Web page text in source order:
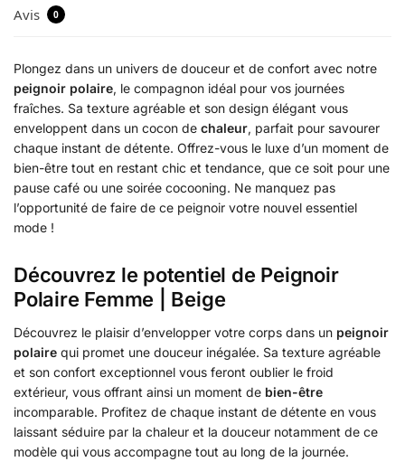
Avis 0
Plongez dans un univers de douceur et de confort avec notre
peignoir polaire, le compagnon idéal pour vos journées
fraîches. Sa texture agréable et son design élégant vous
enveloppent dans un cocon de chaleur, parfait pour savourer
chaque instant de détente. Offrez-vous le luxe d’un moment de
bien-être tout en restant chic et tendance, que ce soit pour une
pause café ou une soirée cocooning. Ne manquez pas
l’opportunité de faire de ce peignoir votre nouvel essentiel
mode !
Découvrez le potentiel de Peignoir
Polaire Femme | Beige
Découvrez le plaisir d’envelopper votre corps dans un peignoir
polaire qui promet une douceur inégalée. Sa texture agréable
et son confort exceptionnel vous feront oublier le froid
extérieur, vous offrant ainsi un moment de bien-être
incomparable. Profitez de chaque instant de détente en vous
laissant séduire par la chaleur et la douceur notamment de ce
modèle qui vous accompagne tout au long de la journée.